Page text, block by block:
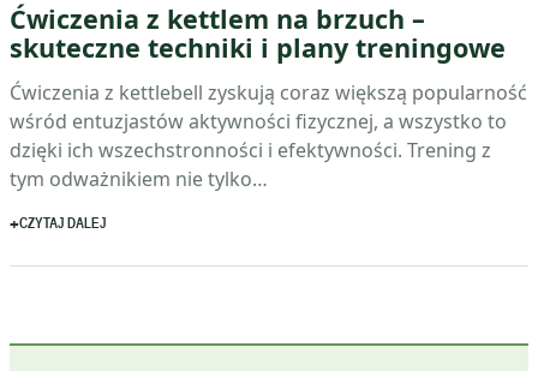
Ćwiczenia z kettlem na brzuch –
skuteczne techniki i plany treningowe
Ćwiczenia z kettlebell zyskują coraz większą popularność
wśród entuzjastów aktywności fizycznej, a wszystko to
dzięki ich wszechstronności i efektywności. Trening z
tym odważnikiem nie tylko…
CZYTAJ DALEJ